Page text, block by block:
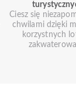
Ciesz się
chwilami dzięki
korzystnych